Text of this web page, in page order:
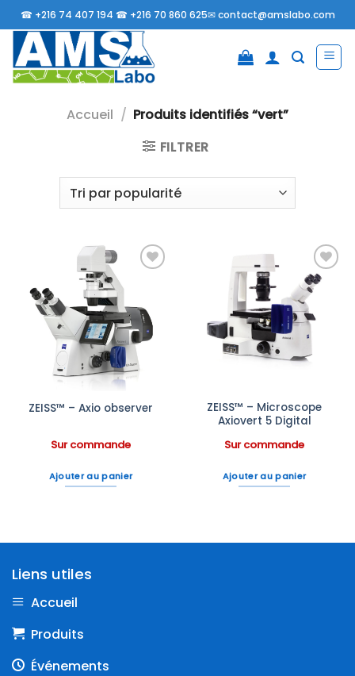
Passer
au
contenu
☎ +216 74 407 194 ☎ +216 70 860 625✉contact@amslabo.com
Accueil / Produits identifiés “vert”
FILTRER
Ajouter
à la liste
d’envies
ZEISS™ – Axio observer
Sur commande
Ajouter au panier
Ajouter
à la liste
d’envies
ZEISS™ – Microscope
Axiovert 5 Digital
Sur commande
Ajouter au panier
Liens utiles
Accueil
Produits
Événements